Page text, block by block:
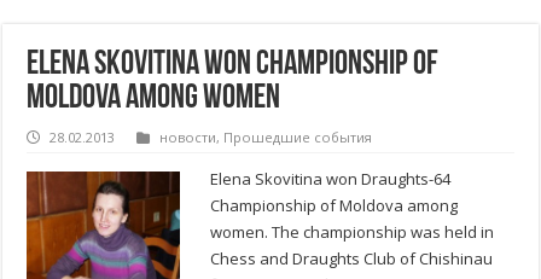
Elena Skovitina won Championship of
Moldova among women
28.02.2013 новости, Прошедшие события
Elena Skovitina won Draughts-64
Championship of Moldova among
women. The championship was held in
Chess and Draughts Club of Chishinau